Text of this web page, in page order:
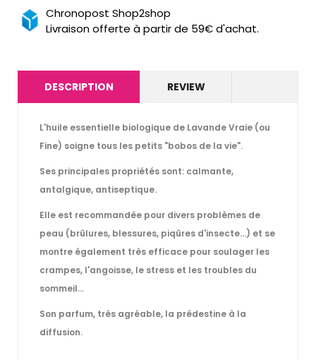
Chronopost Shop2shop
Livraison offerte à partir de 59€ d'achat.
DESCRIPTION REVIEW
L'huile essentielle biologique de Lavande Vraie (ou
Fine) soigne tous les petits "bobos de la vie".
Ses principales propriétés sont: calmante,
antalgique, antiseptique.
Elle est recommandée pour divers problèmes de
peau (brûlures, blessures, piqûres d'insecte...) et se
montre également très efficace pour soulager les
crampes, l'angoisse, le stress et les troubles du
sommeil...
Son parfum, trés agréable, la prédestine à la
diffusion.